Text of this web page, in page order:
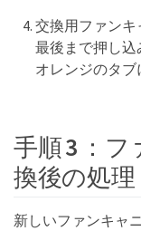
交換用ファン
最後まで押し
オレンジのタブ
手順 3 ：
換後の処理
新しいファンキャ